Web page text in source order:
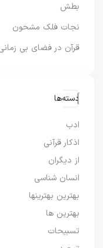
بطش
نجات فلک مشحون
قرآن در فضای بی
دسته‌ها
ادب
اذکار قرآنی
از دیگران
انسان شناسی
بهترین بهترینها
بهترین ها
تسبیحات